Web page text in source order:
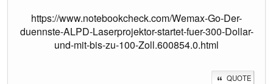
https://www.notebookcheck.com/Wemax-Go-Der-
duennste-ALPD-Laserprojektor-startet-fuer-300-Dollar-
und-mit-bis-zu-100-Zoll.600854.0.html
QUOTE